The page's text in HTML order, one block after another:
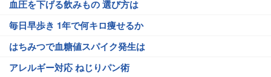
血圧を下げる飲みもの 選び方は
毎日早歩き 1年で何キロ痩せるか
はちみつで血糖値スパイク発生は
アレルギー対応 ねじりパン術